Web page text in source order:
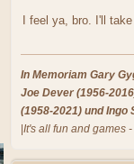
I feel ya, bro. I'll
In Memoriam Gary
Joe Dever (1956-
(1958-2021) und Ingo
It's all fun and games